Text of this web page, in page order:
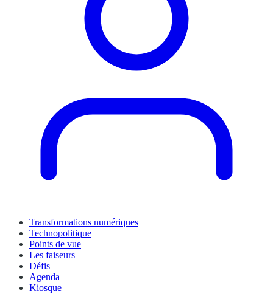
Transformations numériques
Technopolitique
Points de vue
Les faiseurs
Défis
Agenda
Kiosque